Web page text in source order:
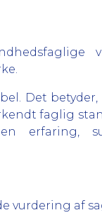
Det
faglig
erfaring,
vurdering af